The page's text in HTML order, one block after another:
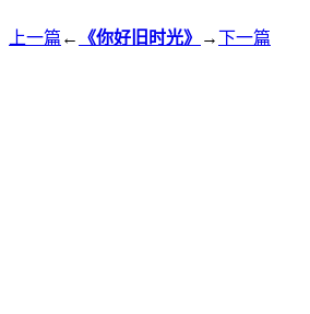
上一篇 ← 《你好旧时光》 →下一篇